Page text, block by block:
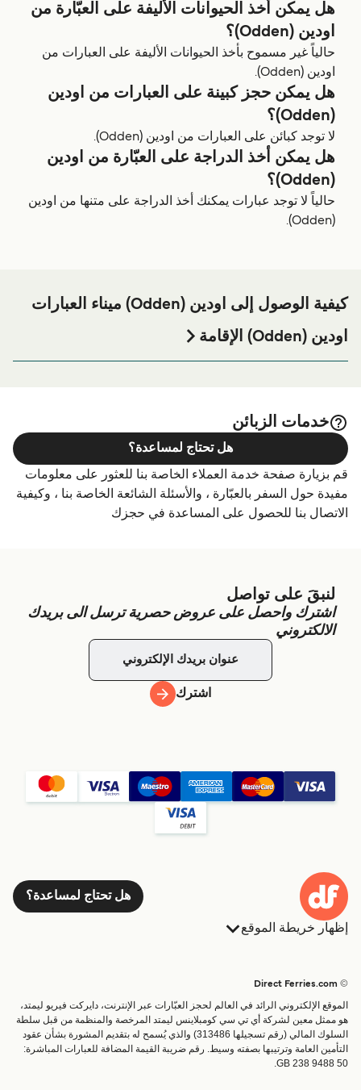
هل يمكن أخذ الحيوانات الأليفة على العبّارة من
اودين (Odden)؟
حالياً غير مسموح بأخذ الحيوانات الأليفة على العبارات من
اودين (Odden).
هل يمكن حجز كبينة على العبارات من اودين
لا توجد كبائن على العبارات من اودين (Odden).
هل يمكن أخذ الدراجة على العبّارة من اودين
حالياً لا توجد عبارات يمكنك أخذ الدراجة على متنها من اودين
كيفية الوصول إلى اودين (Odden) ميناء العبارات
اودين (Odden) الإقامة
الصفحة للحصول على أفضل الأسعار للإقامة واحدة من أكبر
الخيارات على الإنترنت!
خدمات الزبائن
قم بزيارة صفحة خدمة العملاء الخاصة بنا للعثور على معلومات
مفيدة حول السفر بالعبّارة ، والأسئلة الشائعة الخاصة بنا ، وكيفية
الاتصال بنا للحصول على المساعدة في حجزك
هل تحتاج لمساعدة؟
لنبقَ على تواصل
اشترك واحصل على عروض حصرية ترسل الى بريدك
الالكتروني
اشترك
هل تحتاج لمساعدة؟
إظهار خريطة الموقع
البلدان
خدمات الزبائن
الباحث عن الرحلات والموانئ
تذاكر العبّارة
العبارات
شحن
عبارة صغيرة
القطار والعبارة
الموقع الإلكتروني الرائد في العالم لحجز العبّارات عبر الإنترنت، دايركت فيريو ليمتد،
هو ممثل معين لشركة أي تي سي كومبلاينس ليمتد المرخصة والمنظمة من قبل سلطة
السلوك المالي (رقم تسجيلها 313486) والذي يُسمح له بتقديم المشورة بشأن عقود
التأمين العامة وترتيبها بصفته وسيط. رقم ضريبة القيمة المضافة للعبارات المباشرة:
GB 238 9488 50.